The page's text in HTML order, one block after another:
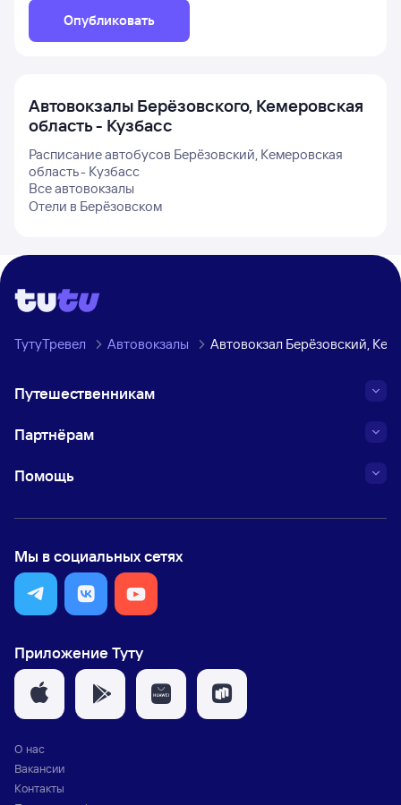
Опубликовать
Автовокзалы Берёзовского, Кемеровская
область - Кузбасс
Расписание автобусов Берёзовский, Кемеровская
область - Кузбасс
Все автовокзалы
Отели в Берёзовском
ТутуТревел Автовокзалы Автовокзал Берёзовский,
Путешественникам
Партнёрам
Помощь
Мы в социальных сетях
Приложение Туту
О нас
Вакансии
Контакты